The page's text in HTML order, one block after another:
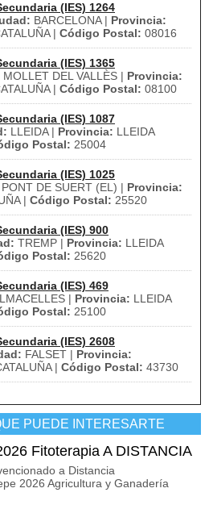
(IES) 1264
BARCELONA | Provincia:
| Código Postal: 08016
(IES) 1365
MOLLET DEL VALLÈS | Provincia:
| Código Postal: 08100
(IES) 1087
LLEIDA | Provincia: LLEIDA
Postal: 25004
(IES) 1025
PONT DE SUERT (EL) | Provincia:
| Código Postal: 25520
(IES) 900
TREMP | Provincia: LLEIDA
Postal: 25620
(IES) 469
| Provincia: LLEIDA
Postal: 25100
(IES) 2608
FALSET | Provincia:
| Código Postal: 43730
PUEDE INTERESARTE
Fitoterapia A DISTANCIA
a Distancia
2026 Agricultura y Ganadería